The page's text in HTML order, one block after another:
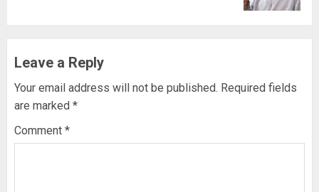
Leave a Reply
Your email address will not be published. Required fields
are marked *
Comment *